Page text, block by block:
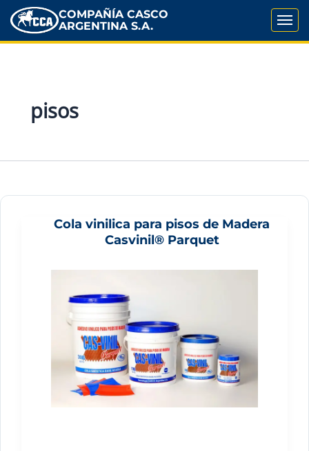
COMPAÑÍA CASCO
ARGENTINA S.A.
pisos
Cola vinilica para pisos de Madera
Casvinil® Parquet